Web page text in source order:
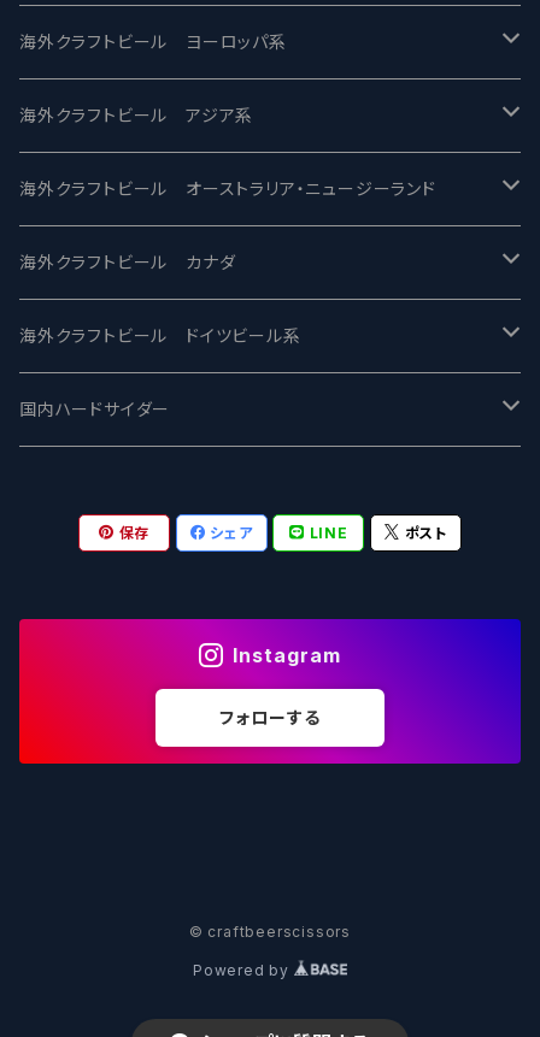
バテレ -VERTERE
2nd Story Ale Works -セカンドストーリー
ビアへるん - Beer Hearn
忽布古丹醸造 - HOP KOTAN
ワイマーケットブルーイング Y.Market Brewing
志賀高原ビール - SIGAKOGEN
箕面ビール - MINOH BEER
サンクトガーレン - Sankt Gallen
ウェストコーストブルーイング -WCB
Tokyo AleWorks -トウキョウエールワークス
Modern Times モダンタイムズ
Maui マウイ
Toppling Goliath トップリンゴライアス
Fair State フェアステイト
Lagunitas ラグニタス
FirestoneWalker ファイアストーン
Mikkeller ミッケラー
Hop Nation ホップネーション
Brewski ブリュースキー
SierraNevada -シエラネバダ
海外クラフトビール ヨーロッパ系
UnBarred -アンバード
SAIREN /サイレン
ワイルドチャイルド - Wilde Child
BrewDog Brewery - ブリュードッグ
The Flying Inn / ザ フライイング イン
Lambiek Fabriek - ファブリーク
Marble / マーブル
Buxton - バクストン
海外クラフトビール アジア系
gweilo-鬼佬 グウァイロ
Heart Of Darkness - ハートオブダークネス
Carbon brews -カーボン
TAIHU - タイフー
Behemoth - ベヒーモス
海外クラフトビール オーストラリア・ニュージーランド
ROCKY RIDGE - ロッキーリッジ
BODRIGGY BREWING ボッドリッジー
CO-CONSPIRATORS コ・コンスピレーターズ
Deep Creek Brewing Co.
8 Wired エイトワイアード
Isthmus イスムス
Mountain Culture マウンテンカルチャー
海外クラフトビール カナダ
Jackie O's ジャッキーオーズ
Westbrook ウェストブルック
Strathcona ストラスコナ
ODIN BREWING オディン
Electric Bicycle エレクトリックバイシクル
33 Brewing Experiment
海外クラフトビール ドイツビール系
Karmeliten カーメリテン
Früh フリュー
Plank プランク
Tucher トゥーハー
国内ハードサイダー
保存 シェア LINE ポスト
Instagram
フォローする
© craftbeerscissors
Powered by